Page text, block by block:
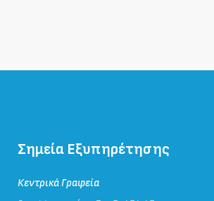
Σημεία Εξυπηρέτησης
Κεντρικά Γραφεία